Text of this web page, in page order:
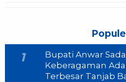
1
Bupati Anwar
Keberagaman
Terbesar Tanjab